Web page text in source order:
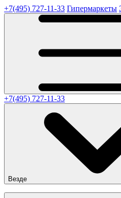
+7(495) 727-11-33 Гипермаркеты
+7(495) 727-11-33
Везде